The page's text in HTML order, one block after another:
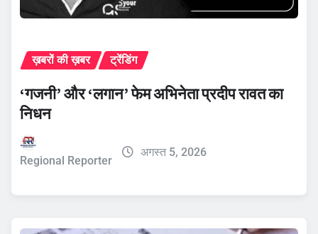
ख़बरों की ख़बर ट्रेंडिंग
‘गजनी’ और ‘लगान’ फेम अभिनेता प्रदीप रावत का
निधन
Regional Reporter
अगस्त 5, 2026